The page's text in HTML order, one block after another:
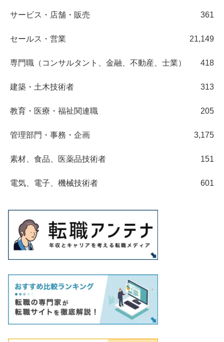
サービス・店舗・販売 361
セールス・営業 21,149
専門職（コンサルタント、金融、不動産、士業） 418
建築・土木技術者 313
教育・医療・福祉関連職 205
管理部門・事務・企画 3,175
素材、食品、医薬品技術者 151
電気、電子、機械技術者 601